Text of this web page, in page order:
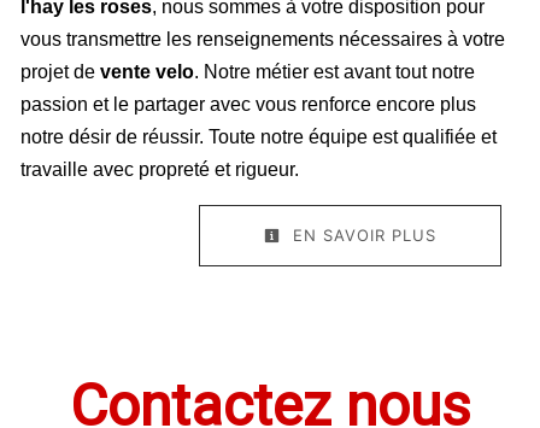
l'hay les roses, nous sommes à votre disposition pour
vous transmettre les renseignements nécessaires à votre
projet de vente velo. Notre métier est avant tout notre
passion et le partager avec vous renforce encore plus
notre désir de réussir. Toute notre équipe est qualifiée et
travaille avec propreté et rigueur.
EN SAVOIR PLUS
Contactez nous